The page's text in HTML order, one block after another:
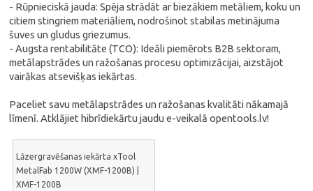
- Rūpnieciskā jauda: Spēja strādāt ar biezākiem metāliem, koku un
citiem stingriem materiāliem, nodrošinot stabilas metinājuma
šuves un gludus griezumus.
- Augsta rentabilitāte (TCO): Ideāli piemērots B2B sektoram,
metālapstrādes un ražošanas procesu optimizācijai, aizstājot
vairākas atsevišķas iekārtas.
Paceliet savu metālapstrādes un ražošanas kvalitāti nākamajā
līmenī. Atklājiet hibrīdiekārtu jaudu e-veikalā opentools.lv!
Lāzergravēšanas iekārta xTool
MetalFab 1200W (XMF-1200B) |
XMF-1200B